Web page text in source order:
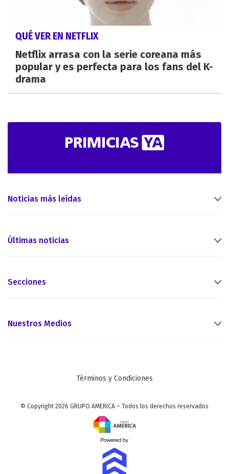
QUÉ VER EN NETFLIX
Netflix arrasa con la serie coreana más
popular y es perfecta para los fans del K-
drama
Noticias más leídas
Últimas noticias
Secciones
Nuestros Medios
Términos y Condiciones
© Copyright 2026 GRUPO AMERICA – Todos los derechos reservados